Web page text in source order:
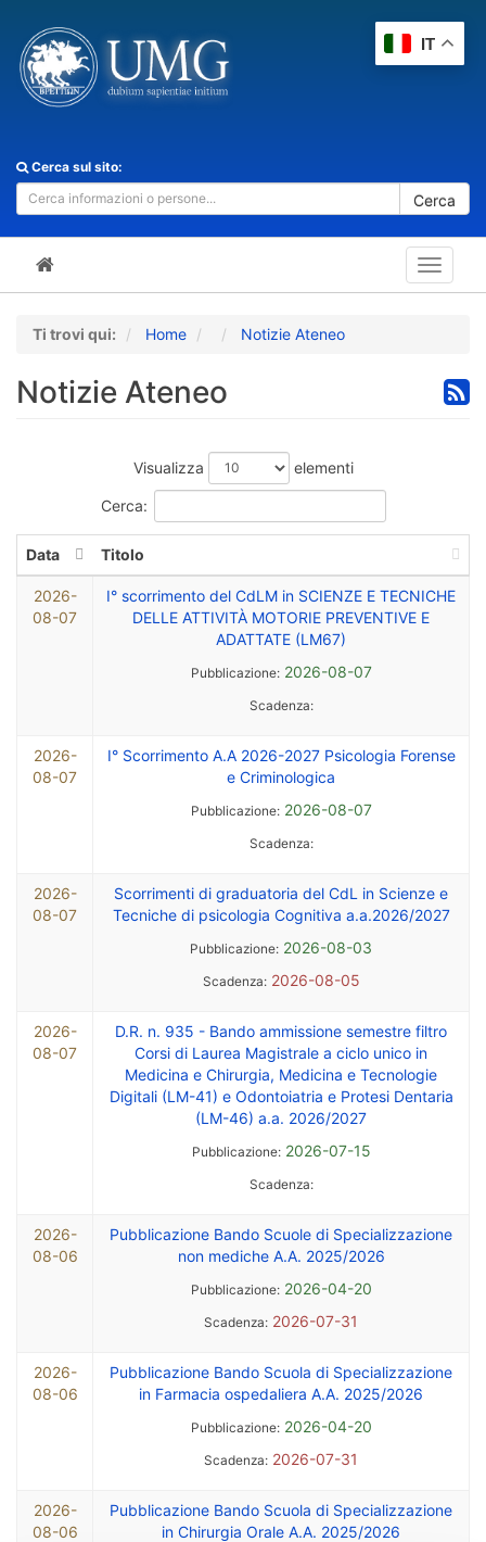
Cerca sul sito:
Cerca
Toggle
Ti trovi qui: Home Notizie Ateneo
Notizie Ateneo
Visualizza elementi
Cerca:
Data Titolo
2026-
08-07
I° scorrimento del CdLM in SCIENZE E TECNICHE
DELLE ATTIVITÀ MOTORIE PREVENTIVE E
ADATTATE (LM67)
Pubblicazione: 2026-08-07
Scadenza:
2026-
08-07
I° Scorrimento A.A 2026-2027 Psicologia Forense
e Criminologica
Pubblicazione: 2026-08-07
Scadenza:
2026-
08-07
Scorrimenti di graduatoria del CdL in Scienze e
Tecniche di psicologia Cognitiva a.a.2026/2027
Pubblicazione: 2026-08-03
Scadenza: 2026-08-05
2026-
08-07
D.R. n. 935 - Bando ammissione semestre filtro
Corsi di Laurea Magistrale a ciclo unico in
Medicina e Chirurgia, Medicina e Tecnologie
Digitali (LM-41) e Odontoiatria e Protesi Dentaria
(LM-46) a.a. 2026/2027
Pubblicazione: 2026-07-15
Scadenza:
2026-
08-06
Pubblicazione Bando Scuole di Specializzazione
non mediche A.A. 2025/2026
Pubblicazione: 2026-04-20
Scadenza: 2026-07-31
2026-
08-06
Pubblicazione Bando Scuola di Specializzazione
in Farmacia ospedaliera A.A. 2025/2026
Pubblicazione: 2026-04-20
Scadenza: 2026-07-31
2026-
08-06
Pubblicazione Bando Scuola di Specializzazione
in Chirurgia Orale A.A. 2025/2026
IT